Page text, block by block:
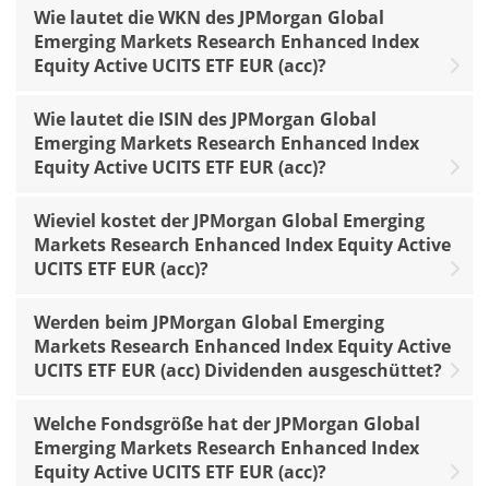
Wie lautet die WKN des JPMorgan Global
Emerging Markets Research Enhanced Index
Equity Active UCITS ETF EUR (acc)?
Wie lautet die ISIN des JPMorgan Global
Emerging Markets Research Enhanced Index
Equity Active UCITS ETF EUR (acc)?
Wieviel kostet der JPMorgan Global Emerging
Markets Research Enhanced Index Equity Active
UCITS ETF EUR (acc)?
Werden beim JPMorgan Global Emerging
Markets Research Enhanced Index Equity Active
UCITS ETF EUR (acc) Dividenden ausgeschüttet?
Welche Fondsgröße hat der JPMorgan Global
Emerging Markets Research Enhanced Index
Equity Active UCITS ETF EUR (acc)?